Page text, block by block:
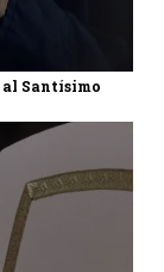
al Santísimo